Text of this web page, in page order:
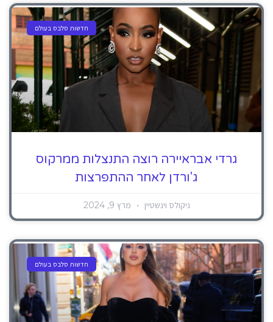
חדשות סלבס בעולם
גרדי אבראיירה רוצה התנצלות ממרקוס
ג'ורדן לאחר ההתפרצות
ניקולס וינשטיין מרץ 9, 2024
חדשות סלבס בעולם